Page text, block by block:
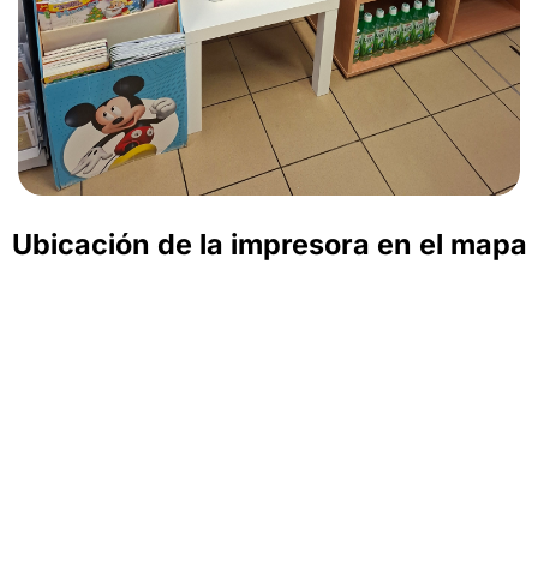
Ubicación de la impresora en el mapa